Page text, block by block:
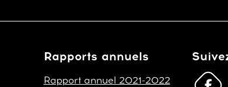
Rapports annuels
Rapport annuel 2021-2022